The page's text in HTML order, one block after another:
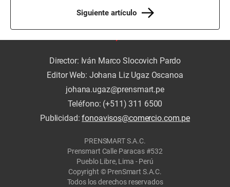
Siguiente artículo
Director: Iván Marco Slocovich Pardo
Editor Web: Johana Liz Ugaz Oscanoa
johana.ugaz@prensmart.pe
Teléfono: (+511) 311 6500
Publicidad:fonoavisos@comercio.com.pe
PRENSMART S.A.C.
Prensmart Calle Paracas #532
Pueblo Libre, Lima - Perú
Copyright © PrenSmart S.A.C.
Todos los derechos reservados